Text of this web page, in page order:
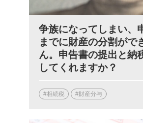
争族になってしまい、
までに財産の分割がで
ん。申告書の提出と納
してくれますか？
#相続税 #財産分与